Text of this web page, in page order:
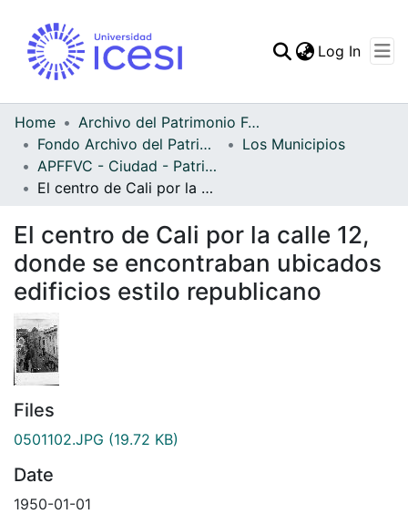
Statistics
Log In
Home
Archivo del Patrimonio Fotográfico y Fílmico del Valle del Cauca
Fondo Archivo del Patrimonio Fotográfico y Fílmico del Valle del Cauca
Los Municipios
APFFVC - Ciudad - Patrimonial
El centro de Cali por la calle 12, donde se encontraban ubicados edificios estilo republicano
El centro de Cali por la calle 12,
donde se encontraban ubicados
edificios estilo republicano
Files
0501102.JPG (19.72 KB)
Date
1950-01-01